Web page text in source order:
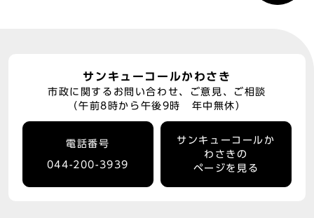
サンキューコールかわさき
市政に関するお問い合わせ、ご意見、ご相談
（午前8時から午後9時 年中無休）
電話番号
044-200-3939
サンキューコールか
わさきの
ページを見る